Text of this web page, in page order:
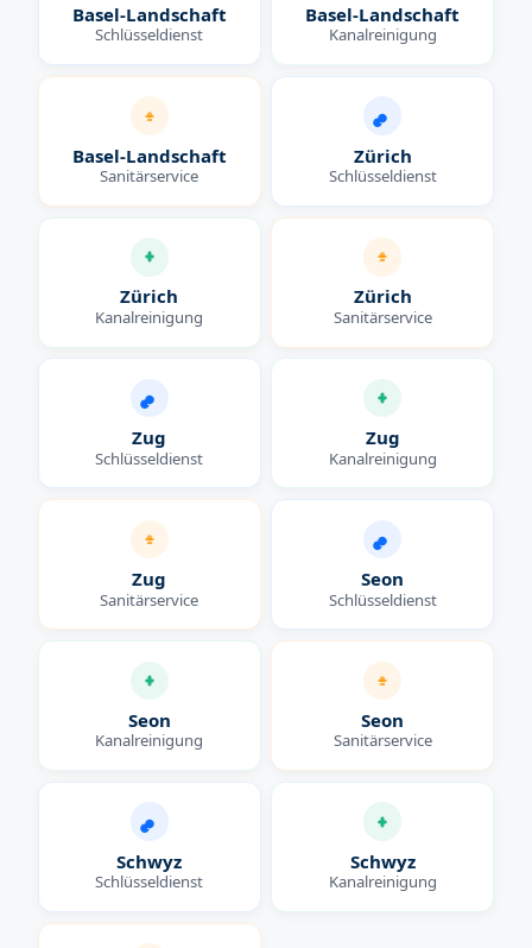
Basel-Landschaft
Schlüsseldienst
Basel-Landschaft
Kanalreinigung
Basel-Landschaft
Sanitärservice
Zürich
Schlüsseldienst
Zürich
Kanalreinigung
Zürich
Sanitärservice
Zug
Schlüsseldienst
Zug
Kanalreinigung
Zug
Sanitärservice
Seon
Schlüsseldienst
Seon
Kanalreinigung
Seon
Sanitärservice
Schwyz
Schlüsseldienst
Schwyz
Kanalreinigung